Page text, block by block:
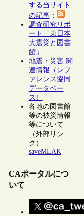
する当サイト
の記事：
調査研究リポ
ート「東日本
大震災と図書
館」
地震・災害 関
連情報（レフ
ァレンス協同
データベー
ス）
各地の図書館
等の被災情報
等について
（外部リン
ク）
saveMLAK
CAポータルにつ
いて